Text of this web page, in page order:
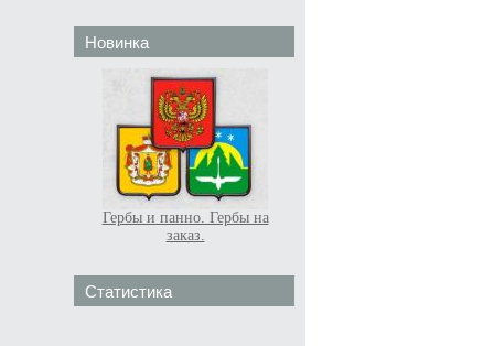
Новинка
Гербы и панно. Гербы на
заказ.
Статистика